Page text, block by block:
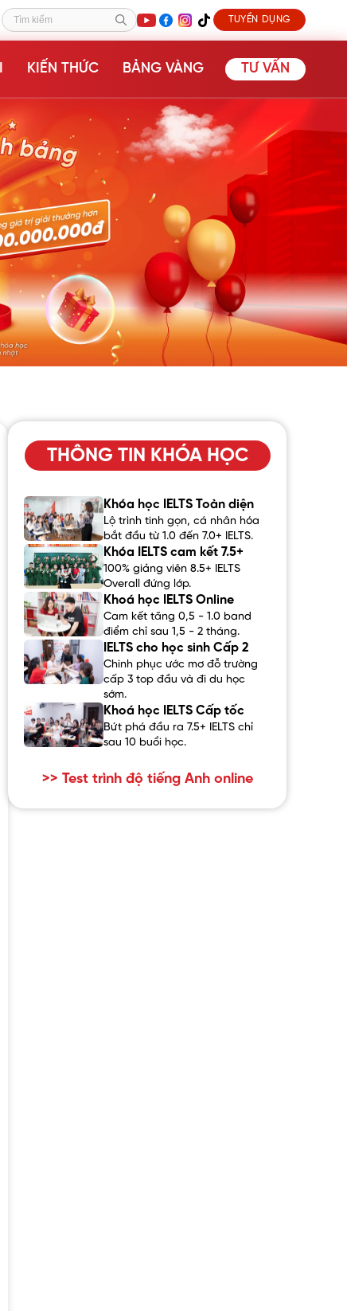
Tìm kiếm TUYỂN DỤNG
KIẾN THỨC BẢNG VÀNG TƯ VẤN
THÔNG TIN KHÓA HỌC
Khóa học IELTS Toàn diện
Lộ trình tinh gọn, cá nhân hóa
bắt đầu từ 1.0 đến 7.0+ IELTS.
Khóa IELTS cam kết 7.5+
100% giảng viên 8.5+ IELTS
Overall đứng lớp.
Khoá học IELTS Online
Cam kết tăng 0,5 - 1.0 band
điểm chỉ sau 1,5 - 2 tháng.
IELTS cho học sinh Cấp 2
Chinh phục ước mơ đỗ trường
cấp 3 top đầu và đi du học
sớm.
Khoá học IELTS Cấp tốc
Bứt phá đầu ra 7.5+ IELTS chỉ
sau 10 buổi học.
>> Test trình độ tiếng Anh online